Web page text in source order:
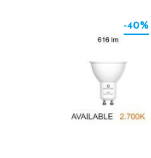
-40%